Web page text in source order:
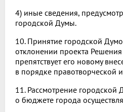
4) иные сведения,
городской Думы.
10. Принятие городской
отклонении проекта
препятствует его новому
в порядке правотворческой
11. Рассмотрение городской
о бюджете города